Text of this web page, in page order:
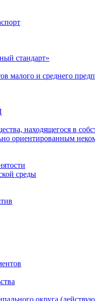
стандарт»
малого и среднего
находящегося в
ориентированным
среды
округа